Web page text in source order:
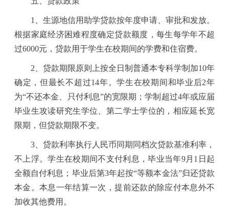
1
、生源地信用助学贷款按年度申请、审批和发放。
根据家庭经济困难程度确定贷款额度，每生每学年不超
过6000元，贷款用于学生在校期间的学费和住宿费。
2 、贷款期限原则上按全日制普通本专科学制加10年
确定，但最长不超过14年。学生在校期间和毕业后2年
为“不还本金、只付利息”的宽限期；学制超过4年或应届
毕业生攻读研究生学位、第二学士学位的，相应延长宽
限期，但贷款期限不变。
3 、贷款利率执行人民币同期同档次贷款基准利率，
不上浮。学生在校期间不支付利息，毕业当年9月 1 日起
全额自付利息；毕业后第3年起按“等额本金法”归还贷款
本金。本息一年结算一次，提前还款的除应付本息外不
加收其他费用。